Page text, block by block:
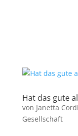
Hat das gute
von Janetta
Gesellschaft